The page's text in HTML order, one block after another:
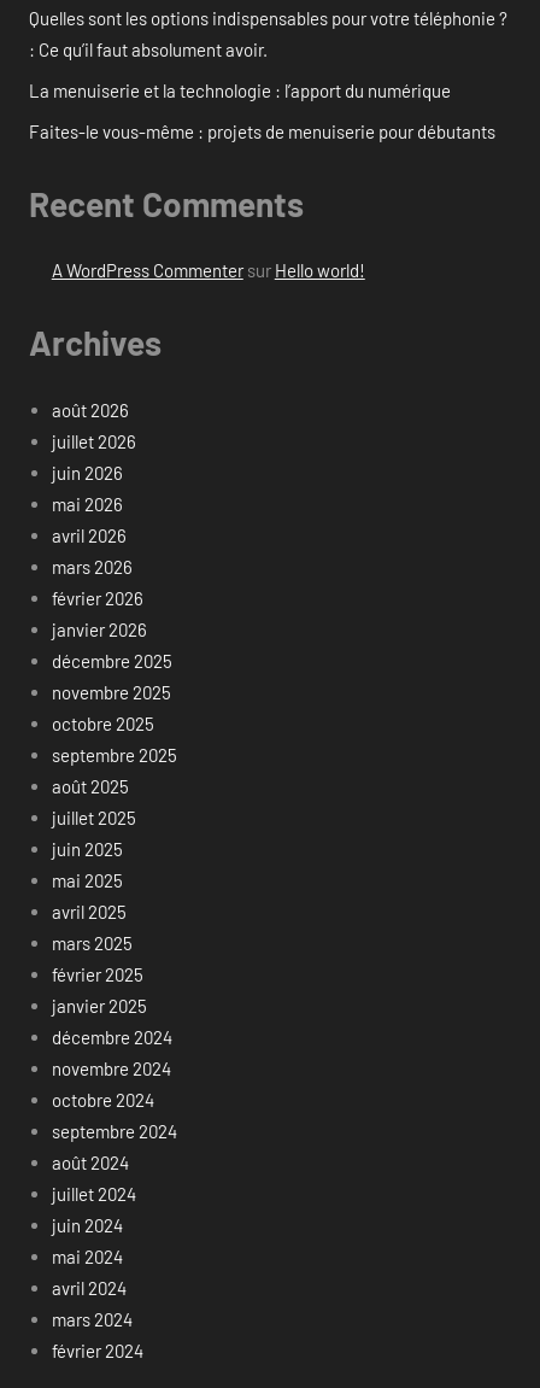
Quelles sont les options indispensables pour votre téléphonie ?
: Ce qu’il faut absolument avoir.
La menuiserie et la technologie : l’apport du numérique
Faites-le vous-même : projets de menuiserie pour débutants
Recent Comments
A WordPress Commentersur Hello world!
Archives
août 2026
juillet 2026
juin 2026
mai 2026
avril 2026
mars 2026
février 2026
janvier 2026
décembre 2025
novembre 2025
octobre 2025
septembre 2025
août 2025
juillet 2025
juin 2025
mai 2025
avril 2025
mars 2025
février 2025
janvier 2025
décembre 2024
novembre 2024
octobre 2024
septembre 2024
août 2024
juillet 2024
juin 2024
mai 2024
avril 2024
mars 2024
février 2024